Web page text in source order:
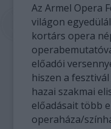
Az Armel Opera
világon
kortárs opera
előadói
hiszen a
hazai szakmai
előadásait több
operaháza/